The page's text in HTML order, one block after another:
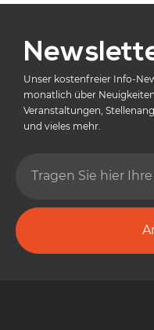
Unser kostenfreier Info-
monatlich über
Veranstaltungen,
und vieles mehr.